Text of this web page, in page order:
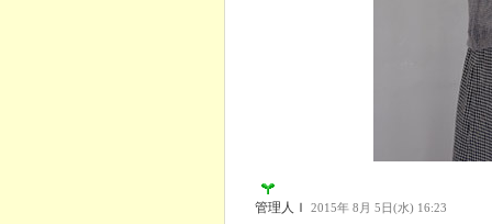
管理人Ｉ 2015年 8月 5日(水) 16:23